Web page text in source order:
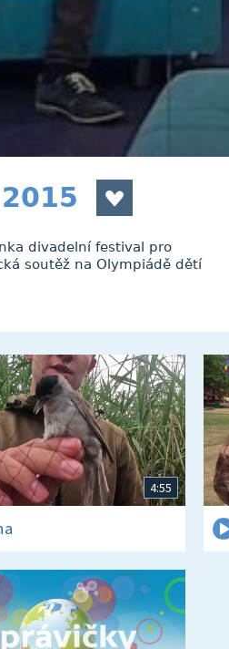
divadelní festival pro
soutěž na Olympiádě dětí
4:55